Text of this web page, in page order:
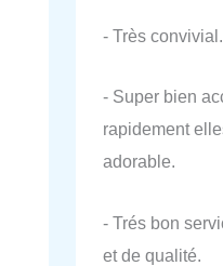
- Très convivial.
- Super bien
rapidement
adorable.
- Trés bon
et de qualité.